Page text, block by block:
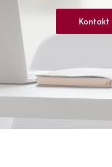
Kontakt